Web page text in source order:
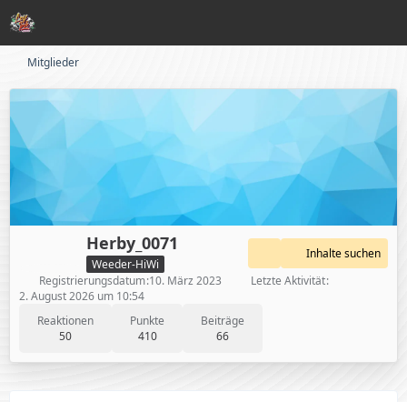
Mitglieder
Herby_0071
Weeder-HiWi
Reaktionen
50
Punkte
410
Beiträge
66
Inhalte suchen
Registrierungsdatum 10. März 2023
Letzte Aktivität
2. August 2026 um 10:54